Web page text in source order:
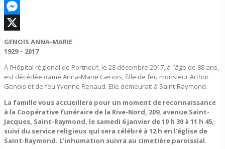
Facebook
Messenger
X
GENOIS ANNA-MARIE
1929 – 2017
À l’Hôpital régional de Portneuf, le 28 décembre 2017, à l’âge de 88 ans,
est décédée dame Anna-Marie Genois, fille de feu monsieur Arthur
Genois et de feu Yvonne Renaud. Elle demeurait à Saint-Raymond.
La famille vous accueillera pour un moment de reconnaissance
à la Coopérative funéraire de la Rive-Nord, 209, avenue Saint-
Jacques, Saint-Raymond, le samedi 6 janvier de 10 h 30 à 11 h 45,
suivi du service religieux qui sera célébré à 12 h en l’église de
Saint-Raymond. L’inhumation suivra au cimetière paroissial.